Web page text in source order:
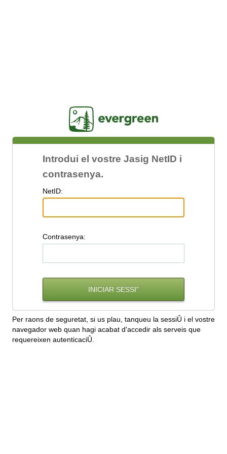
Introdui el vostre Jasig NetID i
contrasenya.
NetID:
Contrasenya:
Per raons de seguretat, si us plau, tanqueu la sessiÛ i el vostre
navegador web quan hagi acabat d'accedir als serveis que
requereixen autenticaciÛ.